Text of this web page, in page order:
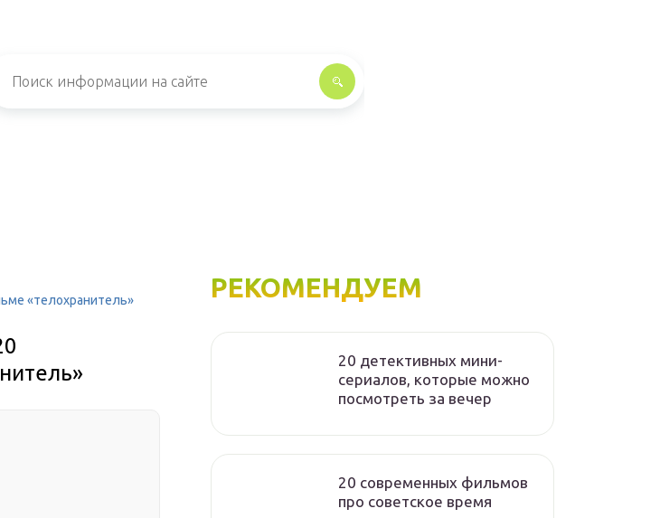
«телохранитель»
РЕКОМЕНДУЕМ
20 детективных мини-
сериалов, которые можно
посмотреть за вечер
20 современных фильмов
про советское время